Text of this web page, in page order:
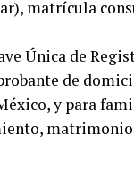
matrícula
Única de
de
y para